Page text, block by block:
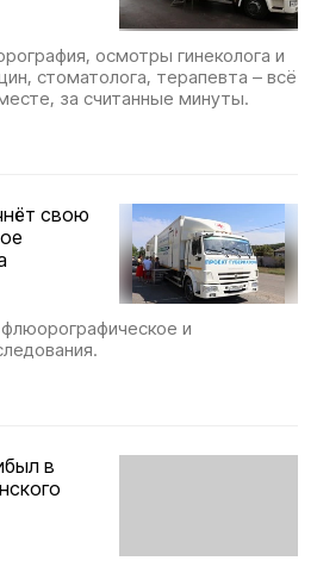
осмотры гинеколога и
стоматолога, терапевта – всё
за считанные минуты.
свою
и
в